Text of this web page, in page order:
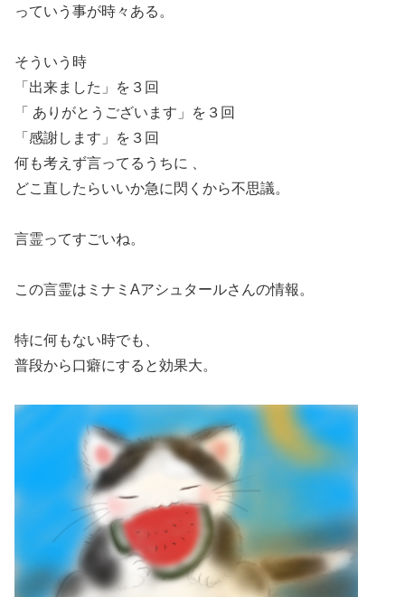
っていう事が時々ある。
そういう時
「出来ました」を３回
「 ありがとうございます」を３回
「感謝します」を３回
何も考えず言ってるうちに 、
どこ直したらいいか急に閃くから不思議。
言霊ってすごいね。
この言霊はミナミAアシュタールさんの情報。
特に何もない時でも、
普段から口癖にすると効果大。